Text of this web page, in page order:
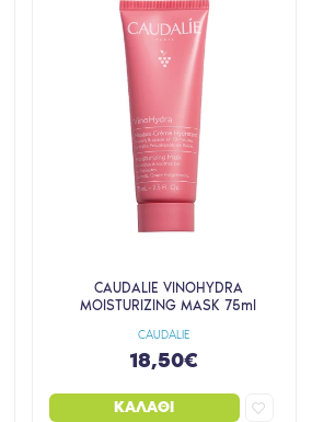
CAUDALIE
CAUDALIE VINOHYDRA
MOISTURIZING MASK 75ml
18,50€
ΚΑΛΆΘΙ